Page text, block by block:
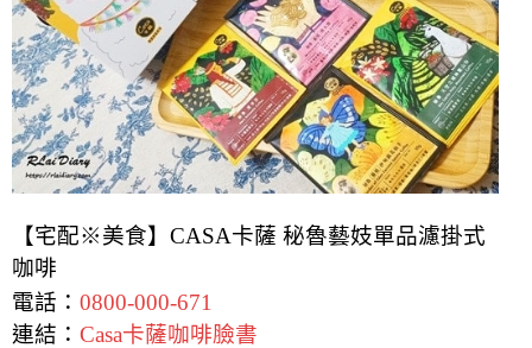
【宅配※美食】CASA卡薩 秘魯藝妓單品濾掛式
咖啡
電話： 0800-000-671
連結： Casa卡薩咖啡臉書